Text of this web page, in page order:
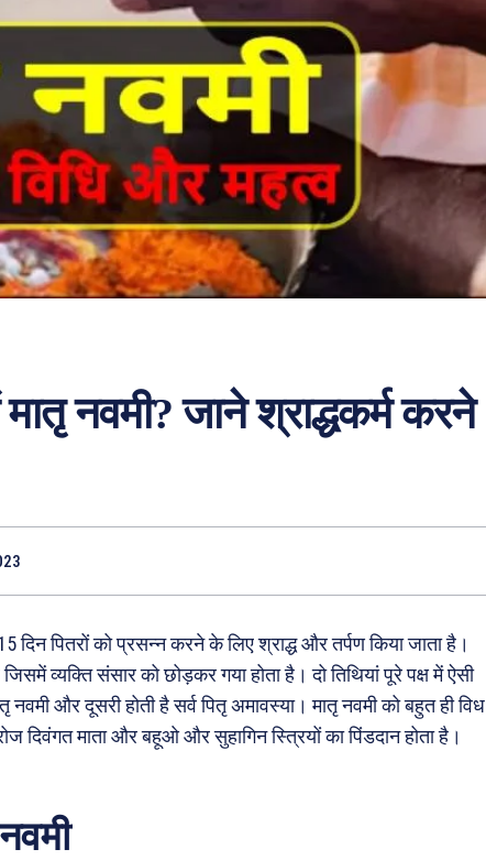
नवमी? जाने श्राद्धकर्म करने
दिन पितरों को प्रसन्न करने के लिए श्राद्ध और तर्पण किया जाता है।
व्यक्ति संसार को छोड़कर गया होता है। दो तिथियां पूरे पक्ष में ऐसी
और दूसरी होती है सर्व पितृ अमावस्या। मातृ नवमी को बहुत ही विध
दिवंगत माता और बहूओ और सुहागिन स्त्रियों का पिंडदान होता है।